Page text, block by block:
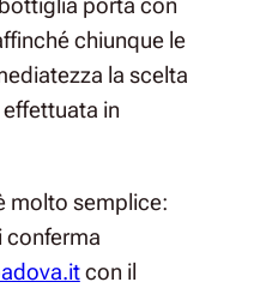
porta con
chiunque le
la scelta
in
molto semplice:
conferma
con il